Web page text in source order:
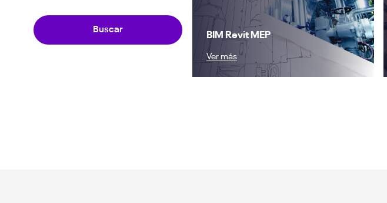
Buscar
BIM Revit MEP
Ver más